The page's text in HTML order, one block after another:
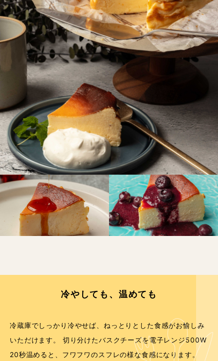
冷やしても、温めても
冷蔵庫でしっかり冷やせば、ねっとりとした食感がお愉しみ
いただけます。 切り分けたバスクチーズを電子レンジ500W
20秒温めると、フワフワのスフレの様な食感になります。